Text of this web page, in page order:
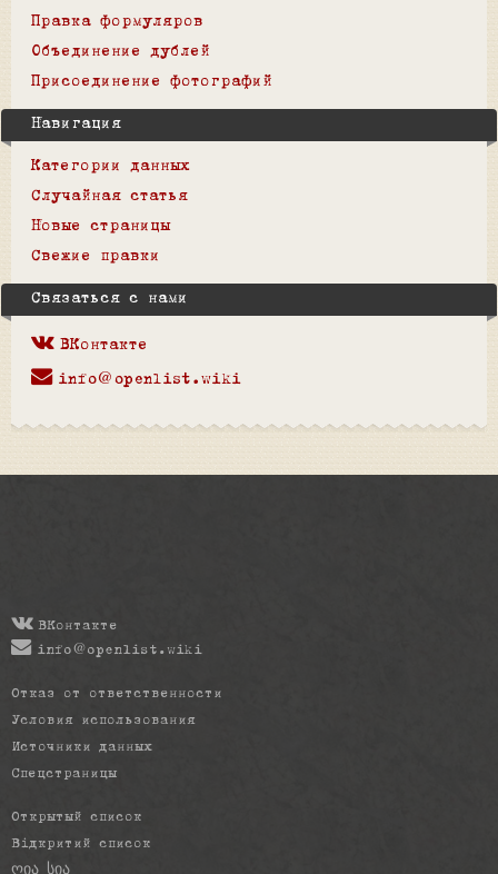
Правка формуляров
Объединение дублей
Присоединение фотографий
Навигация
Категории данных
Случайная статья
Новые страницы
Свежие правки
Связаться с нами
ВКонтакте
info@openlist.wiki
ВКонтакте
info@openlist.wiki
Отказ от ответственности
Условия использования
Источники данных
Спецстраницы
Открытый список
Відкритий список
ღია სია